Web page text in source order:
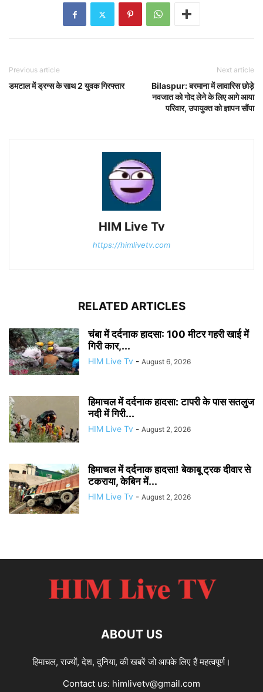
Previous article
डमटाल में ड्रग्स के साथ 2 युवक गिरफ्तार
Next article
Bilaspur: बरमाना में लावारिस छोड़े
नवजात को गोद लेने के लिए आगे आया
परिवार, उपायुक्त को ज्ञापन सौंपा
HIM Live Tv
https://himlivetv.com
RELATED ARTICLES
चंबा में दर्दनाक हादसा: 100 मीटर गहरी खाई में
गिरी कार,...
HIM Live Tv - August 6, 2026
हिमाचल में दर्दनाक हादसा: टापरी के पास सतलुज
नदी में गिरी...
HIM Live Tv - August 2, 2026
हिमाचल में दर्दनाक हादसा! बेकाबू ट्रक दीवार से
टकराया, केबिन में...
HIM Live Tv - August 2, 2026
ABOUT US
हिमाचल, राज्यों, देश, दुनिया, की खबरें जो आपके लिए हैं महत्वपूर्ण।
Contact us: himlivetv@gmail.com